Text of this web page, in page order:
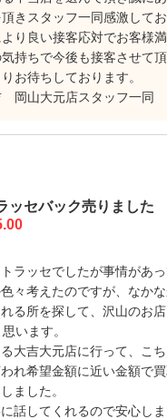
きスタッフ一同感激してお
り良い接客応対でお客様
持ちで今後も接客させて頂
お待ちしております。
岡山大元店スタッフ一同
ッセバック売りました
ラッセでしたが事情があっ
々考えたのですが、なか
る所を探して、沢山のお店
います。
大吉大元店に行って、こ
れ希望金額に近い金額で
ました。
話してくれるので安心しま